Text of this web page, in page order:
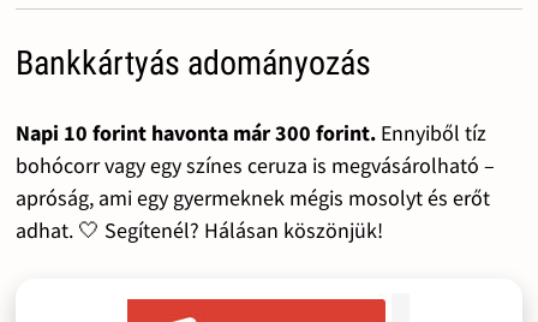
Bankkártyás adományozás
Napi 10 forint havonta már 300 forint.Ennyiből tíz
bohócorr vagy egy színes ceruza is megvásárolható –
apróság, ami egy gyermeknek mégis mosolyt és erőt
adhat. 🤍 Segítenél? Hálásan köszönjük!